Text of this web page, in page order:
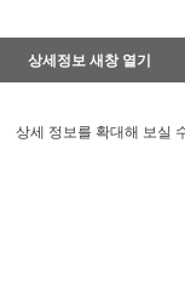
상세정보 새창 열기
상세 정보를 확대해 보실